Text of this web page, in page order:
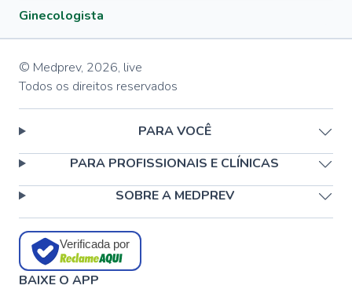
Ginecologista
© Medprev, 2026, live
Todos os direitos reservados
PARA VOCÊ
PARA PROFISSIONAIS E CLÍNICAS
SOBRE A MEDPREV
Verificada por
BAIXE O APP